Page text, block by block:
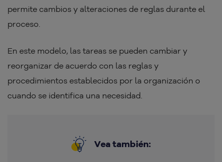
permite cambios y alteraciones de reglas durante el
proceso.
En este modelo, las tareas se pueden cambiar y
reorganizar de acuerdo con las reglas y
procedimientos establecidos por la organización o
cuando se identifica una necesidad.
Vea también: